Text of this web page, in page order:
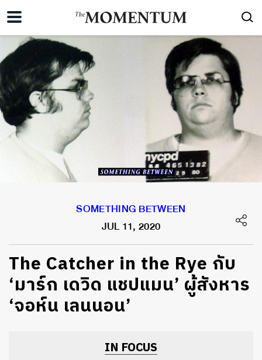
SOMETHING BETWEEN
JUL 11, 2020
The Catcher in the Rye กับ
‘มาร์ก เดวิด แชปแมน’ ผู้สังหาร
‘จอห์น เลนนอน’
IN FOCUS